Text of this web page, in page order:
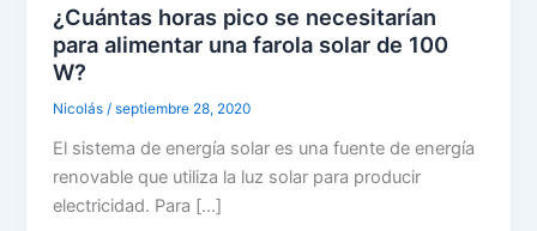
¿Cuántas horas pico se necesitarían
para alimentar una farola solar de 100
W?
Nicolás/septiembre 28, 2020
El sistema de energía solar es una fuente de energía
renovable que utiliza la luz solar para producir
electricidad. Para […]